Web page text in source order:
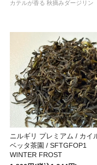
2025.06.06
ダージリン ファーストフ
2025.05.12
ダージリン ファーストフ
2025.05.05
人気の個性派セイロンティ
荷しました！
2025.04.28
ダージリンから新茶の便
QUEEN”が入荷しました！
2025.03.28
青々しくハーバルな印象の
しました！
カテルが香る 秋摘みダージリン
ニルギリ プレミアム / カイ
ベッタ茶園 / SFTGFOP1
WINTER FROST